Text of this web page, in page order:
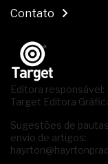
Contato
Editora responsável:
Target Editora
Sugestões de
envio de artigos: